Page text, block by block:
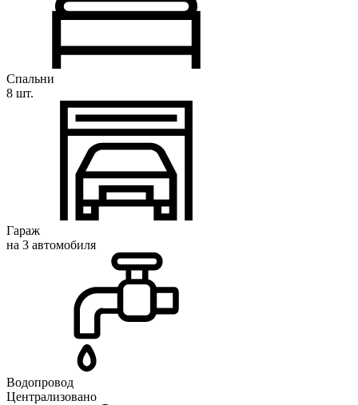
Спальни
8 шт.
Гараж
на 3 автомобиля
Водопровод
Централизовано